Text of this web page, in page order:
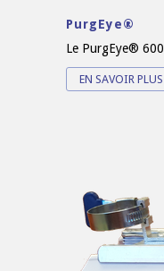
PurgEye®
Le PurgEye® 600
EN SAVOIR PLUS